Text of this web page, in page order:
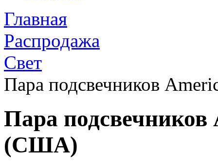
Главная
Распродажа
Свет
Пара подсвечников
Пара
(США)